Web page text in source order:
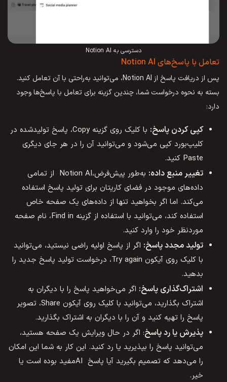
دسترسی به Notion AI
تعامل با پاسخ‌های Notion AI
پس از دریافت پاسخ از Notion AI، می‌توانید به‌راحتی با آن تعامل کنید.
بسته به نحوه درخواست شما، چندین گزینه برای تعامل با پاسخ‌ها وجود
دارد:
کپی کردن پاسخ:
با کلیک روی گزینه Copy، پاسخ تولیدشده در
کلیپ‌بورد کپی می‌شود و می‌توانید آن را در هر جای دیگری
Paste کنید.
تغییر منبع داده:
به‌طور پیش‌فرض،Notion AI از تمامی
داده‌های موجود در فضای کاریتان برای تولید پاسخ استفاده
می‌کند. اما اگر بخواهید تنها از داده‌های یک صفحه خاص
استفاده کند، می‌توانید با استفاده از گزینه Find in، نام صفحه
موردنظر خود را وارد کنید.
تولید مجدد پاسخ: اگر از پاسخ اولیه راضی نیستید، می‌توانید
با کلیک روی آیکون Try again، درخواست تولید پاسخ جدید را
بدهید.
اشتراک‌گذاری پاسخ: اگر می‌خواهید پاسخ را با دیگران به
اشتراک بگذارید، می‌توانید با کلیک روی آیکون Share، تصویر
پاسخ را تهیه کنید و آن را با دیگران به اشتراک بگذارید.
پذیرش یا رد پاسخ: اگر در حال ویرایش یک صفحه هستید،
می‌توانید پاسخ را بپذیرید یا رد کنید. این کار به شما این امکان
را می‌دهد که تصمیم بگیرید آیا پاسخ AIمفید بوده است یا
خیر.